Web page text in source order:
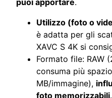
Utilizzo (foto o
è adatta per gli
XAVC S 4K si
Formato file: RAW
consuma più
MB/immagine),
foto memorizzabili.